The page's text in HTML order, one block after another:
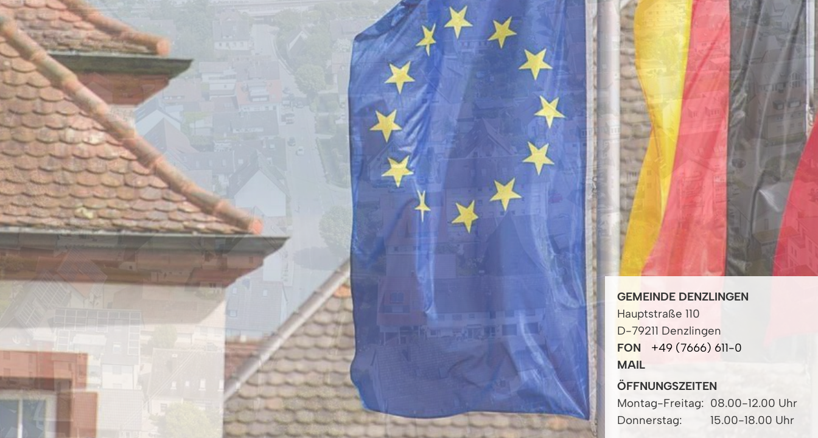
GEMEINDE DENZLINGEN
Hauptstraße 110
D-79211 Denzlingen
FON
+49 (7666) 611-0
MAIL
ÖFFNUNGSZEITEN
Montag-Freitag: 08.00-12.00 Uhr
Donnerstag:
15.00-18.00 Uhr